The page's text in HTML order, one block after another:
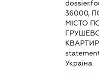
36000,
МІСТО
Україна